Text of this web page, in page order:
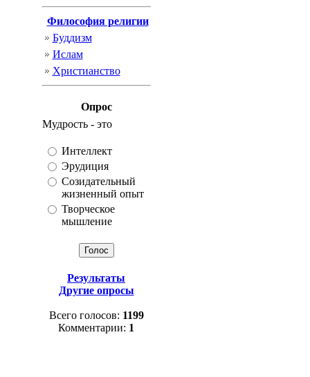
Философия религии
Буддизм
Ислам
Христианство
Опрос
Мудрость - это
Интеллект
Эрудиция
Созидательный
жизненный опыт
Творческое
мышление
Результаты
Другие опросы
Всего голосов: 1199
Комментарии: 1